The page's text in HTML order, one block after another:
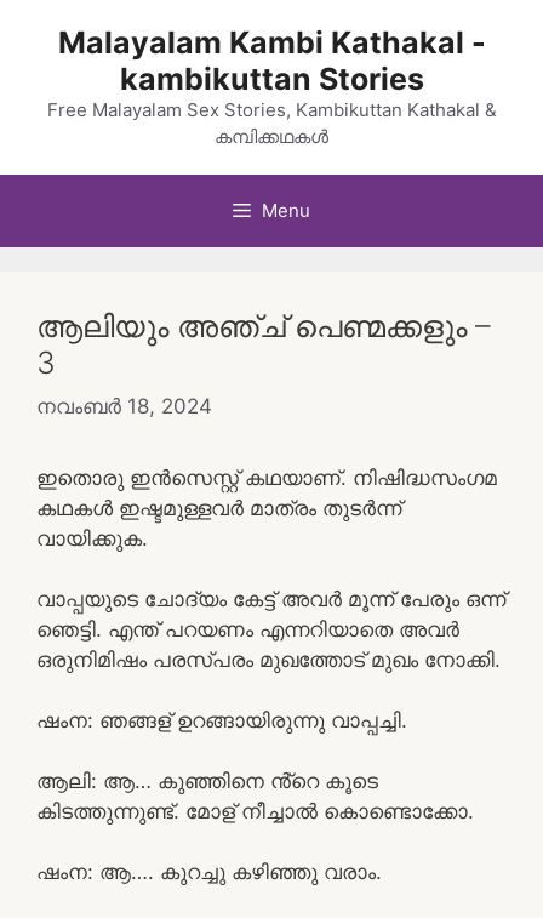
Malayalam Kambi Kathakal -
kambikuttan Stories
Free Malayalam Sex Stories, Kambikuttan Kathakal &
കമ്പിക്കഥകൾ
Menu
ആലിയും അഞ്ച് പെണ്മക്കളും –
3
നവംബർ 18, 2024
ഇതൊരു ഇൻസെസ്റ്റ് കഥയാണ്. നിഷിദ്ധസംഗമ
കഥകൾ ഇഷ്ടമുള്ളവർ മാത്രം തുടർന്ന്
വായിക്കുക.
വാപ്പയുടെ ചോദ്യം കേട്ട് അവർ മൂന്ന് പേരും ഒന്ന്
ഞെട്ടി. എന്ത് പറയണം എന്നറിയാതെ അവർ
ഒരുനിമിഷം പരസ്പരം മുഖത്തോട് മുഖം നോക്കി.
ഷംന: ഞങ്ങള് ഉറങ്ങായിരുന്നു വാപ്പച്ചി.
ആലി: ആ… കുഞ്ഞിനെ ൻ്റെ കൂടെ
കിടത്തുന്നുണ്ട്. മോള് നീച്ചാൽ കൊണ്ടൊക്കോ.
ഷംന: ആ…. കുറച്ചു കഴിഞ്ഞു വരാം.